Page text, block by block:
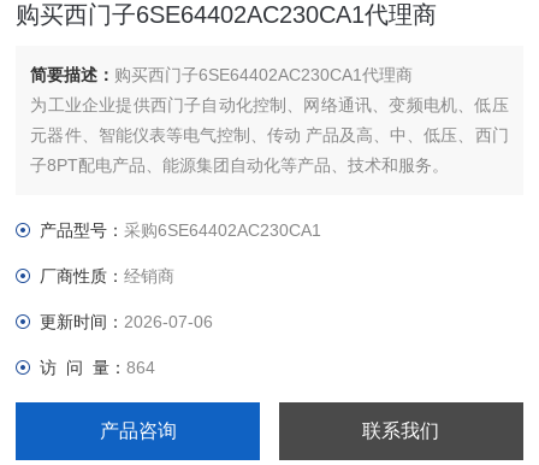
购买西门子6SE64402AC230CA1代理商
简要描述： 购买西门子6SE64402AC230CA1代理商
为工业企业提供西门子自动化控制、网络通讯、变频电机、低压
元器件、智能仪表等电气控制、传动 产品及高、中、低压、西门
子8PT配电产品、能源集团自动化等产品、技术和服务。
自动化控制、网络通讯、变频电机、低压元器件、智能仪表等电
集团自
产品型号： 采购6SE64402AC230CA1
厂商性质：经销商
更新时间： 2026-07-06
访 问 量：864
产品咨询 联系我们